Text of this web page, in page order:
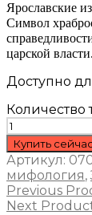
Ярославские
Символ
царской власти.
Доступно
Количество
Купить
Артикул:
мифология,
Previous
Next